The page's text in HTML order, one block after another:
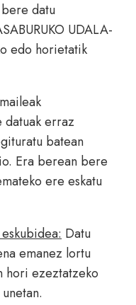
datu
UDALA-
edo horietatik
datuak erraz
batean
Era berean bere
ere eskatu
Datu
emanez lortu
hori ezeztatzeko